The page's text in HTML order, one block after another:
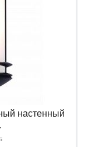
настенный